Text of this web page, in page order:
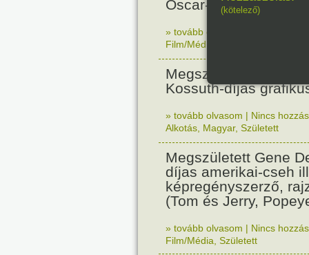
Oscar-díjas olasz
» tovább olvasom
Film/Média
Megszületett Reich
Kossuth-díjas
» tovább olvasom | Nincs
Alkotás Magyar, Született
Megszületett Gene
díjas amerikai-cseh
képregényszerző,
(Tom és Jerry,
» tovább olvasom | Nincs
Film/Média Született
(kötelező)